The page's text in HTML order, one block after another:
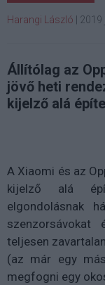
Harangi László 2019
Állítólag az
jövő heti
kijelző alá
A Xiaomi és az
kijelző alá
elgondolásnak
teljesen
(az már egy
megfogni egy